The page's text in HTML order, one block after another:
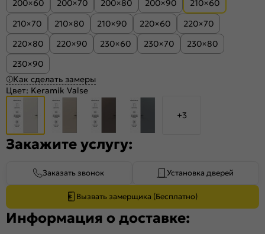
200×60
200×70 200×80 200×90
210×60
210×70
210×80 210×90 220×60
220×70
220×80
220×90 230×60 230×70
230×80
230×90
Как сделать замеры
Цвет: Keramik Valse
+3
Закажите услугу:
Заказать звонок Установка дверей
Вызвать замерщика (Бесплатно)
Информация о доставке: